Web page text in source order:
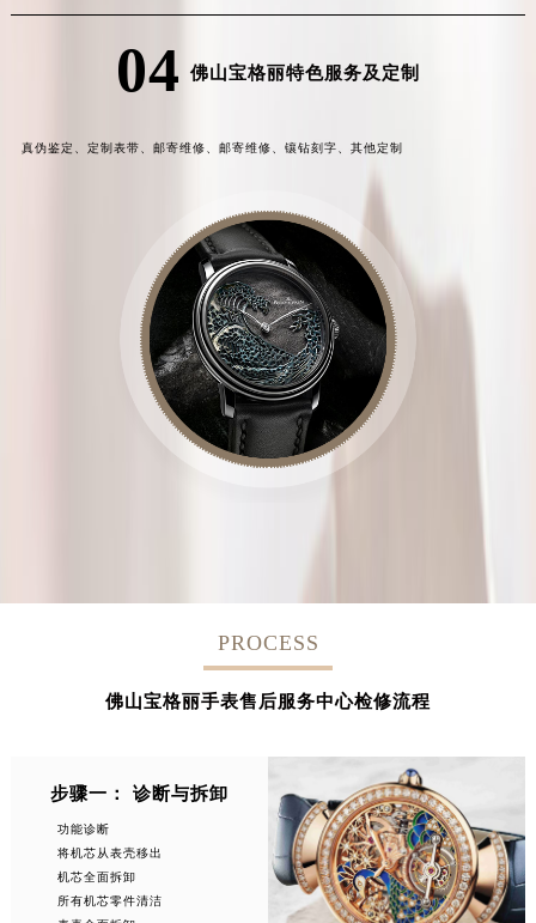
04 佛山宝格丽特色服务及定制
真伪鉴定、 定制表带、 邮寄维修、 邮寄维修、 镶钻刻字、 其他定制
PROCESS
佛山宝格丽手表售后服务中心检修流程
步骤一： 诊断与拆卸
功能诊断
将机芯从表壳移出
机芯全面拆卸
所有机芯零件清洁